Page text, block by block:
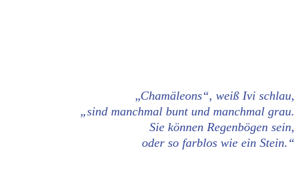
„Chamäleons“, weiß Ivi schlau,
„sind manchmal bunt und manchmal grau.
Sie können Regenbögen sein,
oder so farblos wie ein Stein.“